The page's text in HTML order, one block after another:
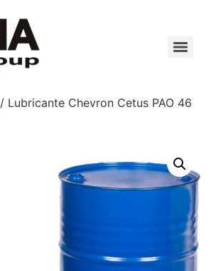
/ Lubricante Chevron Cetus PAO 46